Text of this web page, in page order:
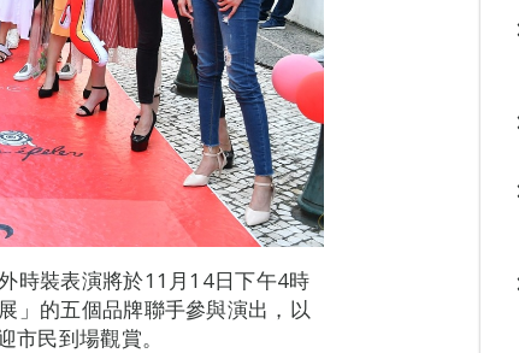
時裝表演將於11月14日下午4時
」的五個品牌聯手參與演出，以
民到場觀賞。